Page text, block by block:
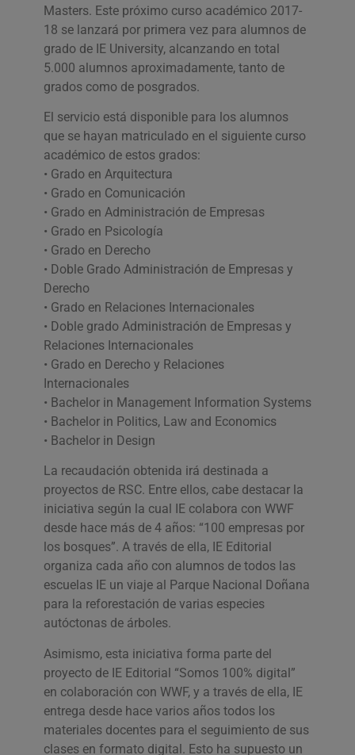
Masters. Este próximo curso académico 2017-
18 se lanzará por primera vez para alumnos de
grado de IE University, alcanzando en total
5.000 alumnos aproximadamente, tanto de
grados como de posgrados.
El servicio está disponible para los alumnos
que se hayan matriculado en el siguiente curso
académico de estos grados:
• Grado en Arquitectura
• Grado en Comunicación
• Grado en Administración de Empresas
• Grado en Psicología
• Grado en Derecho
• Doble Grado Administración de Empresas y
Derecho
• Grado en Relaciones Internacionales
• Doble grado Administración de Empresas y
Relaciones Internacionales
• Grado en Derecho y Relaciones
Internacionales
• Bachelor in Management Information Systems
• Bachelor in Politics, Law and Economics
• Bachelor in Design
La recaudación obtenida irá destinada a
proyectos de RSC. Entre ellos, cabe destacar la
iniciativa según la cual IE colabora con WWF
desde hace más de 4 años: “100 empresas por
los bosques”. A través de ella, IE Editorial
organiza cada año con alumnos de todos las
escuelas IE un viaje al Parque Nacional Doñana
para la reforestación de varias especies
autóctonas de árboles.
Asimismo, esta iniciativa forma parte del
proyecto de IE Editorial “Somos 100% digital”
en colaboración con WWF, y a través de ella, IE
entrega desde hace varios años todos los
materiales docentes para el seguimiento de sus
clases en formato digital. Esto ha supuesto un